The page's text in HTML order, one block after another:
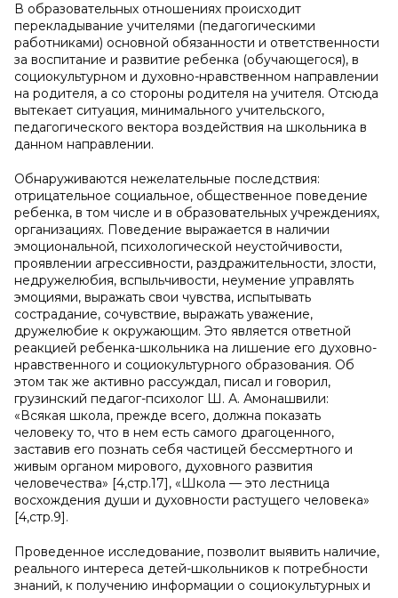
В образовательных отношениях происходит
перекладывание учителями (педагогическими
работниками) основной обязанности и ответственности
за воспитание и развитие ребенка (обучающегося), в
социокультурном и духовно-нравственном направлении
на родителя, а со стороны родителя на учителя. Отсюда
вытекает ситуация, минимального учительского,
педагогического вектора воздействия на школьника в
данном направлении.
Обнаруживаются нежелательные последствия:
отрицательное социальное, общественное поведение
ребенка, в том числе и в образовательных учреждениях,
организациях. Поведение выражается в наличии
эмоциональной, психологической неустойчивости,
проявлении агрессивности, раздражительности, злости,
недружелюбия, вспыльчивости, неумение управлять
эмоциями, выражать свои чувства, испытывать
сострадание, сочувствие, выражать уважение,
дружелюбие к окружающим. Это является ответной
реакцией ребенка-школьника на лишение его духовно-
нравственного и социокультурного образования. Об
этом так же активно рассуждал, писал и говорил,
грузинский педагог-психолог Ш. А. Амонашвили:
«Всякая школа, прежде всего, должна показать
человеку то, что в нем есть самого драгоценного,
заставив его познать себя частицей бессмертного и
живым органом мирового, духовного развития
человечества» [4,cтр.17], «Школа — это лестница
восхождения души и духовности растущего человека»
[4,cтр.9].
Проведенное исследование, позволит выявить наличие,
реального интереса детей-школьников к потребности
знаний, к получению информации о социокультурных и